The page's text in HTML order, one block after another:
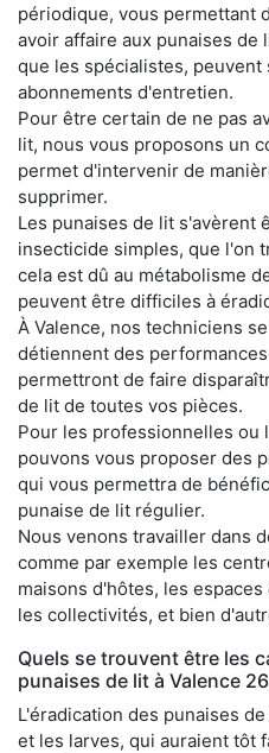
périodique, vous permettant
avoir affaire aux punaises
que les spécialistes, peuvent
abonnements d'entretien.
Pour être certain de ne pas
lit, nous vous proposons un
permet d'intervenir de
supprimer.
Les punaises de lit s'avèrent
insecticide simples, que l'on
cela est dû au métabolisme
peuvent être difficiles à
À Valence, nos techniciens
détiennent des
permettront de faire
de lit de toutes vos pièces.
Pour les professionnelles ou
pouvons vous proposer des
qui vous permettra de
punaise de lit régulier.
Nous venons travailler dans
comme par exemple les
maisons d'hôtes, les
les collectivités, et bien
Quels se trouvent être les
punaises de lit à Valence
L'éradication des punaises
et les larves, qui auraient tôt